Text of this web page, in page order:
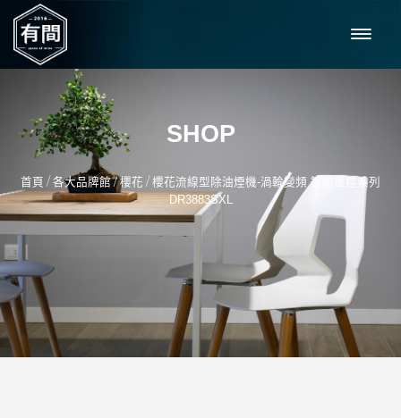
SHOP
首頁 / 各大品牌館/櫻花 / 櫻花流線型除油煙機-渦輪變頻 智能風控系列
DR3883SXL